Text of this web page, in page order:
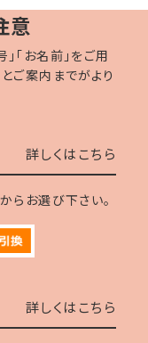
意
「お名前」をご用
ご案内までがより
詳しくはこちら
らお選び下さい。
詳しくはこちら